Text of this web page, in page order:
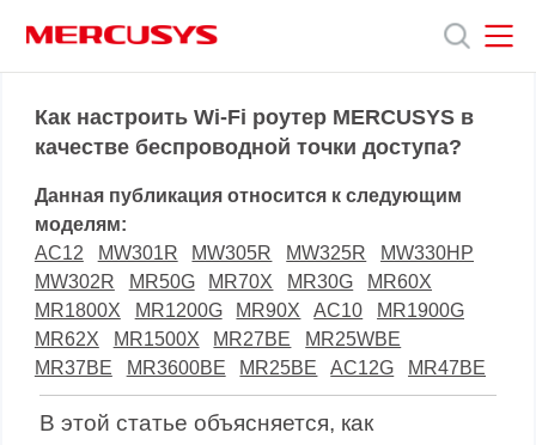
navigation
Продукты
нас
Как настроить Wi-Fi роутер MERCUSYS в
качестве беспроводной точки доступа?
Данная публикация относится к следующим
моделям:
AC12
MW301R MW305R MW325R
MW330HP
MW302R
MR50G MR70X MR30G
MR60X
MR1800X
MR1200G MR90X AC10
MR1900G
MR62X
MR1500X MR27BE
MR25WBE
MR37BE
MR3600BE MR25BE AC12G MR47BE
В этой статье объясняется, как